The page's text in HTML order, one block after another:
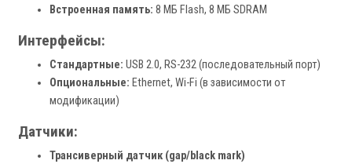
Встроенная память: 8 МБ Flash, 8 МБ SDRAM
Интерфейсы:
Стандартные: USB 2.0, RS-232 (последовательный порт)
Опциональные: Ethernet, Wi-Fi (в зависимости от
модификации)
Датчики:
Трансиверный датчик (gap/black mark)